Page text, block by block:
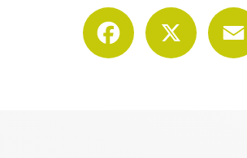
Facebook